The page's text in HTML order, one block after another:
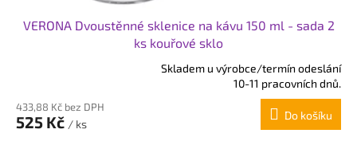
VERONA Dvoustěnné sklenice na kávu 150 ml - sada 2
ks kouřové sklo
produktu
je
Skladem u výrobce/termín odeslání
10-11 pracovních dnů.
433,88 Kč bez DPH
525 Kč / ks
Do košíku